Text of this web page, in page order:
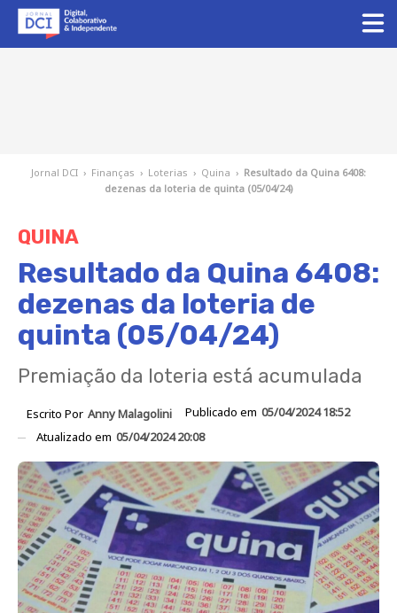
Jornal DCI › Finanças › Loterias › Quina › Resultado da Quina 6408:
dezenas da loteria de quinta (05/04/24)
QUINA
Resultado da Quina 6408:
dezenas da loteria de
quinta (05/04/24)
Premiação da loteria está acumulada
Escrito Por Anny Malagolini Publicado em 05/04/2024 18:52
Atualizado em 05/04/2024 20:08